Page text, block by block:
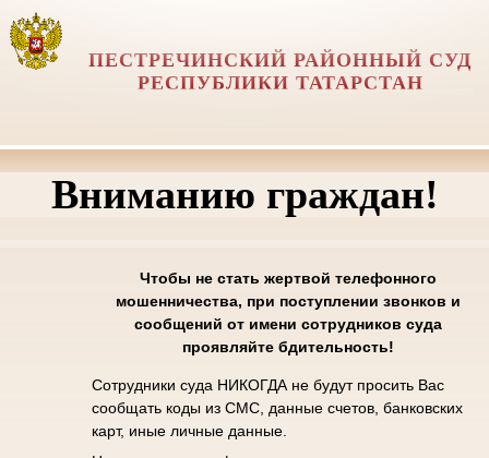
ПЕСТРЕЧИНСКИЙ РАЙОННЫЙ СУД
РЕСПУБЛИКИ ТАТАРСТАН
Вниманию граждан!
Чтобы не стать жертвой телефонного
мошенничества, при поступлении звонков и
сообщений от имени сотрудников суда
проявляйте бдительность!
Сотрудники суда НИКОГДА не будут просить Вас
сообщать коды из СМС, данные счетов, банковских
карт, иные личные данные.